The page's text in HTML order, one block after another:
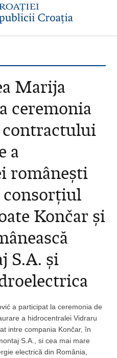
Marija
ceremonia
contractului
a
românești
Končar și
S.A. și
a participat la ceremonia de
a hidrocentralei Vidraru
intre compania Končar, în
S.A., si cea mai mare
electrică din România,